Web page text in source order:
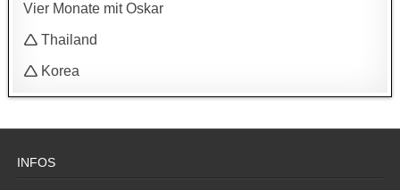
Vier Monate mit Oskar
🛆 Thailand
🛆 Korea
INFOS